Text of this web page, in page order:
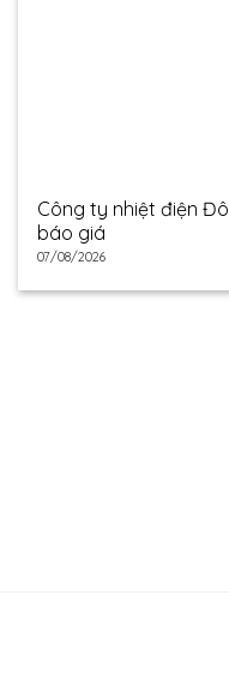
Công ty nhiệt điện
báo giá
07/08/2026